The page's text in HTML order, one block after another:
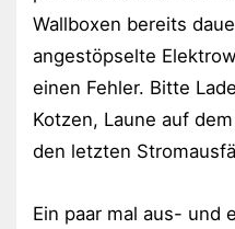
Wallboxen bereits
angestöpselte
einen Fehler. Bitte
Kotzen, Laune auf
den letzten
Ein paar mal aus- und